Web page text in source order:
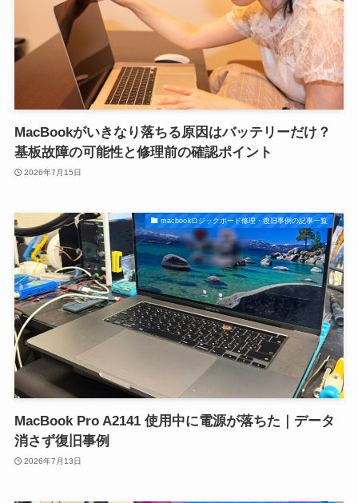
MacBookがいきなり落ちる原因はバッテリーだけ？
基板故障の可能性と修理前の確認ポイント
2026年7月15日
macbookロジックボード修理・復旧事例の記事一覧
MacBook Pro A2141 使用中に電源が落ちた｜データ
消さず復旧事例
2026年7月13日